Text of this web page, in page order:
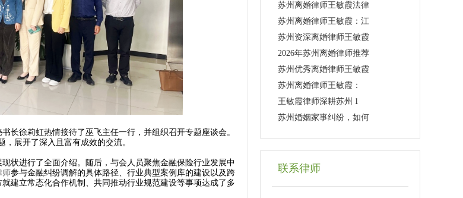
徐莉虹热情接待了巫飞主任一行，并组织召开专题座谈会。
展开了深入且富有成效的交流。
进行了全面介绍。随后，与会人员聚焦金融保险行业发展中
师参与金融纠纷调解的具体路径、行业典型案例库的建设以及跨
建立常态化合作机制、共同推动行业规范建设等事项达成了多
苏州离婚律师王敏霞法律
苏州离婚律师王敏霞：江
苏州资深离婚律师王敏霞
2026年苏州离婚律师推荐
苏州优秀离婚律师王敏霞
苏州离婚律师王敏霞：
王敏霞律师深耕苏州 1
苏州婚姻家事纠纷，如何
联系律师